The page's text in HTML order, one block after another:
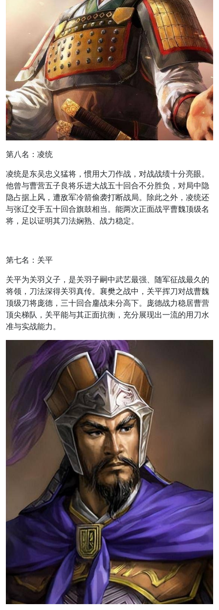
第八名：凌统
凌统是东吴忠义猛将，惯用大刀作战，对战战绩十分亮眼。
他曾与曹营五子良将乐进大战五十回合不分胜负，对局中隐
隐占据上风，遭敌军冷箭偷袭打断战局。除此之外，凌统还
与张辽交手五十回合旗鼓相当。能两次正面战平曹魏顶级名
将，足以证明其刀法娴熟、战力稳定。
第七名：关平
关平为关羽义子，是关羽子嗣中武艺最强、随军征战最久的
将领，刀法深得关羽真传。襄樊之战中，关平挥刀对战曹魏
顶级刀将庞德，三十回合鏖战未分高下。庞德战力稳居曹营
顶尖梯队，关平能与其正面抗衡，充分展现出一流的用刀水
准与实战能力。